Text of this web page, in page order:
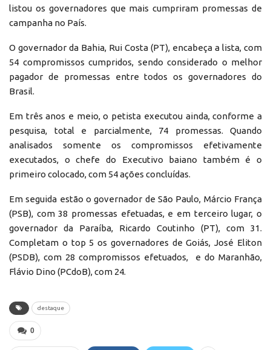
listou os governadores que mais cumpriram promessas de
campanha no País.
O governador da Bahia, Rui Costa (PT), encabeça a lista, com
54 compromissos cumpridos, sendo considerado o melhor
pagador de promessas entre todos os governadores do
Brasil.
Em três anos e meio, o petista executou ainda, conforme a
pesquisa, total e parcialmente, 74 promessas. Quando
analisados somente os compromissos efetivamente
executados, o chefe do Executivo baiano também é o
primeiro colocado, com 54 ações concluídas.
Em seguida estão o governador de São Paulo, Márcio França
(PSB), com 38 promessas efetuadas, e em terceiro lugar, o
governador da Paraíba, Ricardo Coutinho (PT), com 31.
Completam o top 5 os governadores de Goiás, José Eliton
(PSDB), com 28 compromissos efetuados, e do Maranhão,
Flávio Dino (PCdoB), com 24.
destaque
0